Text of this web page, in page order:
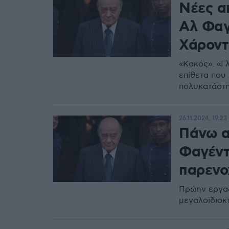
Νέες
Αλ
«Κακός».
επίθετα
Πάνω
Πρώην
26.11.2024, 19:23